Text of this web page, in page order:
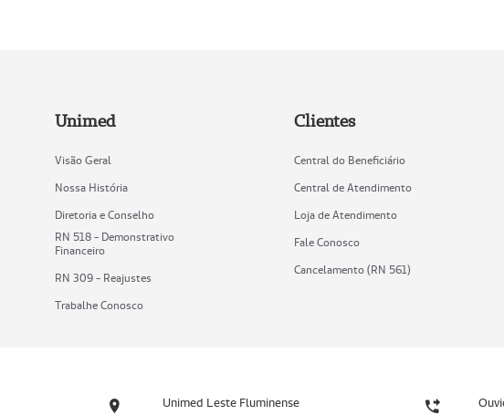
Unimed
Visão Geral
Nossa História
Diretoria e Conselho
RN 518 - Demonstrativo
Financeiro
RN 309 - Reajustes
Trabalhe Conosco
Clientes
Central do Beneficiário
Central de Atendimento
Loja de Atendimento
Fale Conosco
Cancelamento (RN 561)
Unimed Leste Fluminense